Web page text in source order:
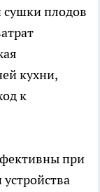
сушки плодов
кухни,
к
при